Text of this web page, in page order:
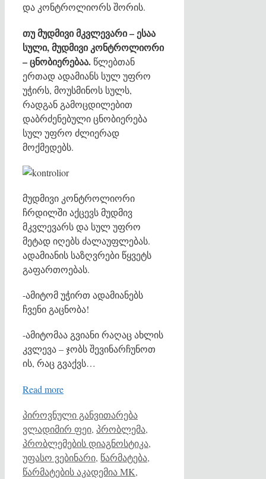
და კონტროლიორს შორის.
თუ მუდმივი მკვლევარი – ესაა
სული, მუდმივი კონტროლიორი
– ცნობიერებაა. წლებთან
ერთად ადამიანს სულ უფრო
უჭირს, მოუსმინოს სულს,
რადგან გამოცდილებით
დაბრძენებული ცნობიერება
სულ უფრო ძლიერად
მოქმედებს.
მუდმივი კონტროლიორი
ჩრდილში აქცევს მუდმივ
მკვლევარს და სულ უფრო
მეტად იღებს ძალაუფლებას.
ადამიანის საზღვრები წყვეტს
გაფართოებას.
-ამიტომ უჭირთ ადამიანებს
ჩვენი გაცნობა!
-ამიტომაა გვიანი რაღაც ახლის
კვლევა – ჯობს შევინარჩუნოთ
ის, რაც გვაქვს…
Read more
Categories
პიროვნული განვითარებაTags
ვლადიმირ ფეი, პრობლემა,
პრობლემების დიაგნოსტიკა,
უფასო ვებინარი, წარმატება,
წარმატების აკადემია MK,